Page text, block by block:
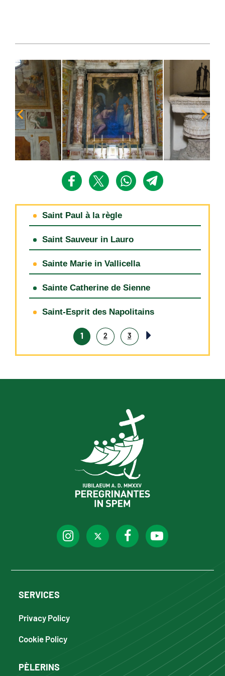
Saint Paul à la règle
Saint Sauveur in Lauro
Sainte Marie in Vallicella
Sainte Catherine de Sienne
Saint-Esprit des Napolitains
1 2 3
SERVICES
Privacy Policy
Cookie Policy
PÈLERINS